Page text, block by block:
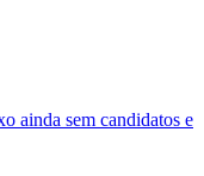
ainda sem candidatos e